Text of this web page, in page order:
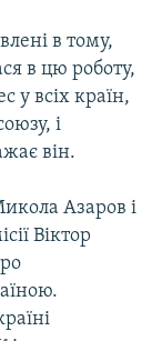
в тому,
в цю роботу,
у всіх країн,
і
він.
Азаров і
Віктор